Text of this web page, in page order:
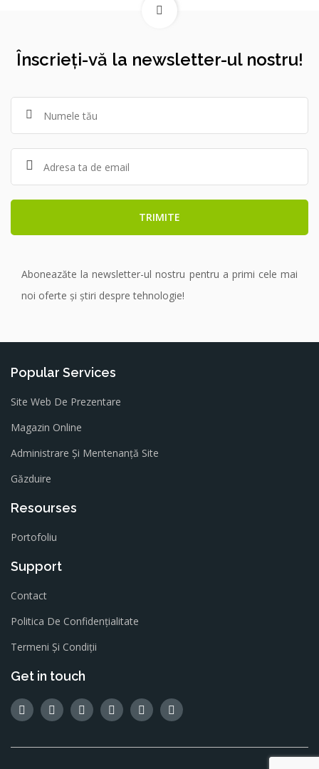
Înscrieți-vă la newsletter-ul nostru!
Aboneazăte la newsletter-ul nostru pentru a primi cele mai
noi oferte și știri despre tehnologie!
Popular Services
Site Web De Prezentare
Magazin Online
Administrare Și Mentenanță Site
Găzduire
Resourses
Portofoliu
Support
Contact
Politica De Confidențialitate
Termeni Și Condiții
Get in touch